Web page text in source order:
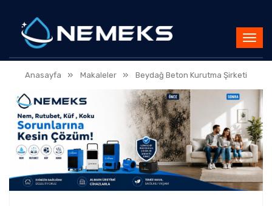
Anasayfa » Makaleler » Beydağ Beton Kurutma Şirketi